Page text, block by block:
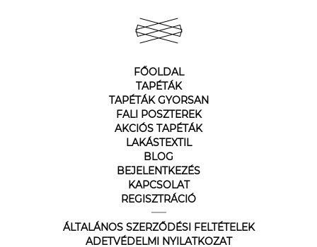
FŐOLDAL
TAPÉTÁK
TAPÉTÁK GYORSAN
FALI POSZTEREK
AKCIÓS TAPÉTÁK
LAKÁSTEXTIL
BLOG
BEJELENTKEZÉS
KAPCSOLAT
REGISZTRÁCIÓ
ÁLTALÁNOS SZERZŐDÉSI FELTÉTELEK
ADETVÉDELMI NYILATKOZAT